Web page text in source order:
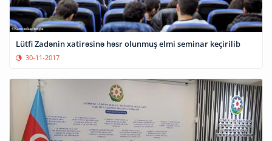
Lütfi Zadənin xatirəsinə həsr olunmuş elmi seminar keçirilib
30-11-2017